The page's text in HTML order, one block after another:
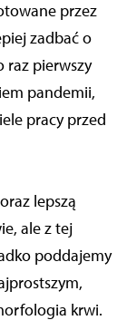
przez
zadbać o
raz pierwszy
pandemii,
pracy przed
lepszą
ale z tej
poddajemy
krwi.